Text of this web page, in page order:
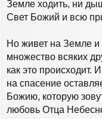
Земле ходить, ни
Свет Божий и всю
Но живет на Земле и
множество всяких
как это происходит.
на спасение
Божию, которую
любовь Отца